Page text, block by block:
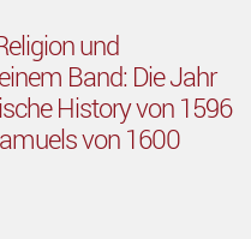
und
Band: Die Jahr
History von 1596
von 1600